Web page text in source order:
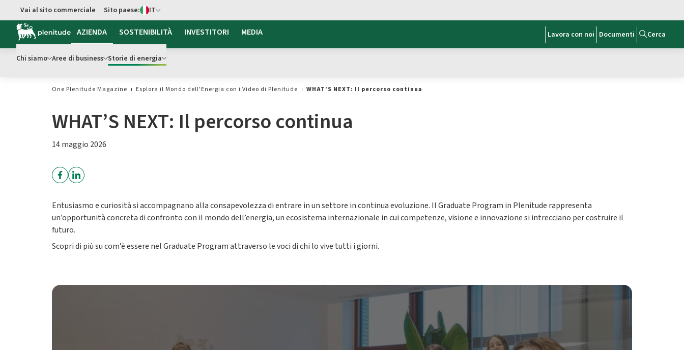
Vai al contenuto principale
Vai al sito commerciale Switch di Lingua
Sito paese: IT
AZIENDA
Chi siamo Aree di business Storie di energia
SOSTENIBILITÀ INVESTITORI MEDIA Lavora con noi Documenti Cerca
One Plenitude Magazine Esplora il Mondo dell'Energia con i Video di Plenitude WHAT’S NEXT: Il percorso continua
WHAT’S NEXT: Il percorso continua
14 maggio 2026
Entusiasmo e curiosità si accompagnano alla consapevolezza di entrare in un settore in continua evoluzione. Il Graduate Program in Plenitude rappresenta
un’opportunità concreta di confronto con il mondo dell’energia, un ecosistema internazionale in cui competenze, visione e innovazione si intrecciano per costruire il
futuro.
Scopri di più su com’è essere nel Graduate Program attraverso le voci di chi lo vive tutti i giorni.